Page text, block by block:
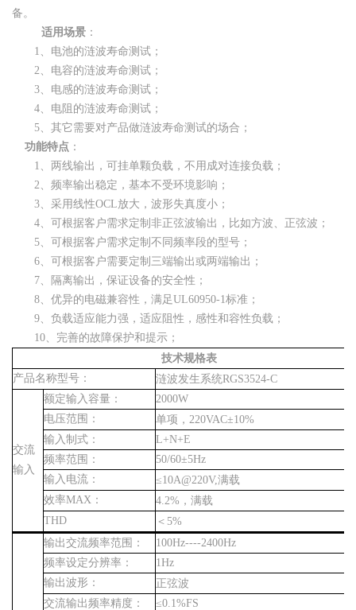
备。
适用场景 ：
1、电池的涟波寿命测试；
2、电容的涟波寿命测试；
3、电感的涟波寿命测试；
4、电阻的涟波寿命测试；
5、其它需要对产品做涟波寿命测试的场合；
功能特点 ：
1、两线输出，可挂单颗负载，不用成对连接负载；
2、频率输出稳定，基本不受环境影响；
3、采用线性OCL放大，波形失真度小；
4、可根据客户需求定制非正弦波输出，比如方波、正弦波；
5、可根据客户需求定制不同频率段的型号；
6、可根据客户需要定制三端输出或两端输出；
7、隔离输出，保证设备的安全性；
8、优异的电磁兼容性，满足UL60950-1标准；
9、负载适应能力强，适应阻性，感性和容性负载；
10、完善的故障保护和提示；
技术规格表
产品名称型号：
涟波发生系统RGS3524-C
交流
输入
额定输入容量：
2000W
电压范围：
单项， 220VAC±10%
输入制式：
L+N+E
频率范围：
50/60±5Hz
输入电流：
≤10A@220V,满载
效率MAX ： 4.2% ，满载
THD
＜ 5%
输出交流频率范围：
100Hz----2400Hz
频率设定分辨率：
1Hz
输出波形：
正弦波
交流输出频率精度 ： ≤0.1%FS